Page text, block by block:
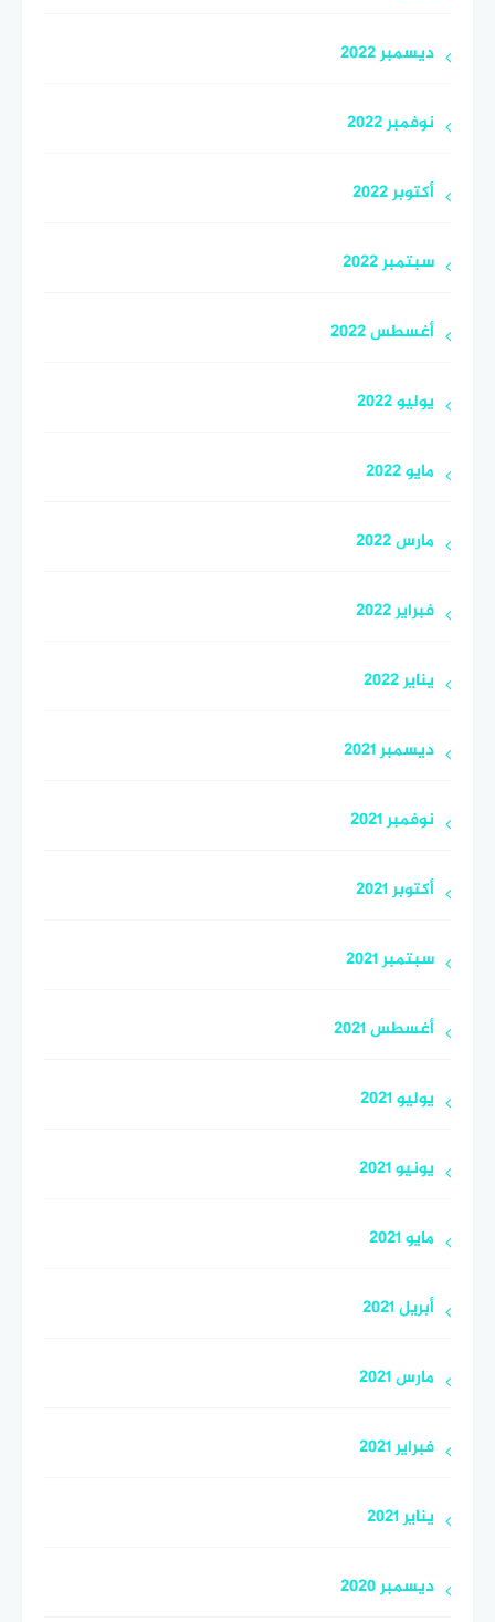
ديسمبر 2022
نوفمبر 2022
أكتوبر 2022
سبتمبر 2022
أغسطس 2022
يوليو 2022
مايو 2022
مارس 2022
فبراير 2022
يناير 2022
ديسمبر 2021
نوفمبر 2021
أكتوبر 2021
سبتمبر 2021
أغسطس 2021
يوليو 2021
يونيو 2021
مايو 2021
أبريل 2021
مارس 2021
فبراير 2021
يناير 2021
ديسمبر 2020